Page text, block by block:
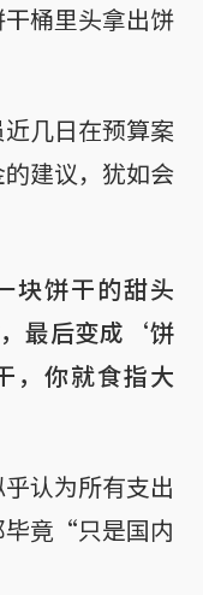
桶里头拿出饼
几日在预算案
建议，犹如会
块饼干的甜头
最后变成‘饼
，你就食指大
认为所有支出
毕竟“只是国内